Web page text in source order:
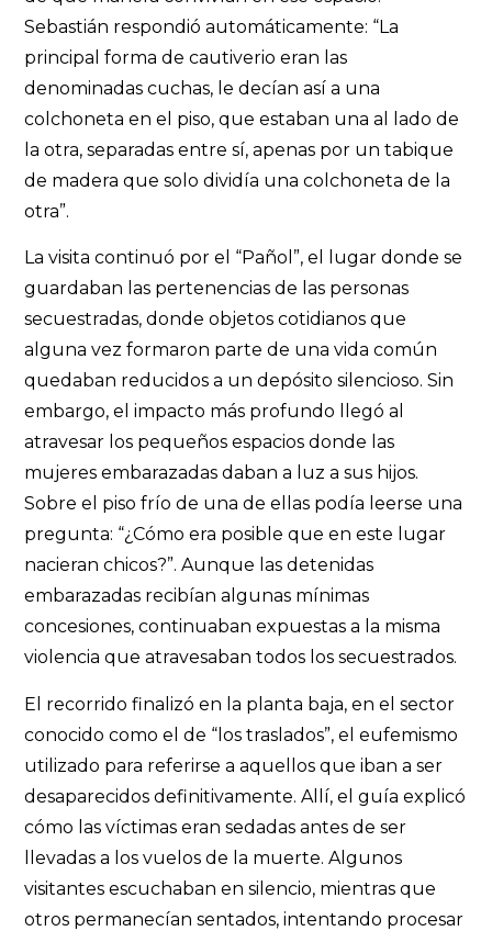
Sebastián respondió automáticamente: “La
principal forma de cautiverio eran las
denominadas cuchas, le decían así a una
colchoneta en el piso, que estaban una al lado de
la otra, separadas entre sí, apenas por un tabique
de madera que solo dividía una colchoneta de la
otra”.
La visita continuó por el “Pañol”, el lugar donde se
guardaban las pertenencias de las personas
secuestradas, donde objetos cotidianos que
alguna vez formaron parte de una vida común
quedaban reducidos a un depósito silencioso. Sin
embargo, el impacto más profundo llegó al
atravesar los pequeños espacios donde las
mujeres embarazadas daban a luz a sus hijos.
Sobre el piso frío de una de ellas podía leerse una
pregunta: “¿Cómo era posible que en este lugar
nacieran chicos?”. Aunque las detenidas
embarazadas recibían algunas mínimas
concesiones, continuaban expuestas a la misma
violencia que atravesaban todos los secuestrados.
El recorrido finalizó en la planta baja, en el sector
conocido como el de “los traslados”, el eufemismo
utilizado para referirse a aquellos que iban a ser
desaparecidos definitivamente. Allí, el guía explicó
cómo las víctimas eran sedadas antes de ser
llevadas a los vuelos de la muerte. Algunos
visitantes escuchaban en silencio, mientras que
otros permanecían sentados, intentando procesar